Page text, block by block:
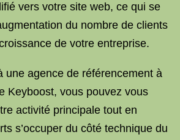
vers votre site web, ce qui se
du nombre de clients
de votre entreprise.
une agence de référencement à
Keyboost, vous pouvez vous
activité principale tout en
s’occuper du côté technique du